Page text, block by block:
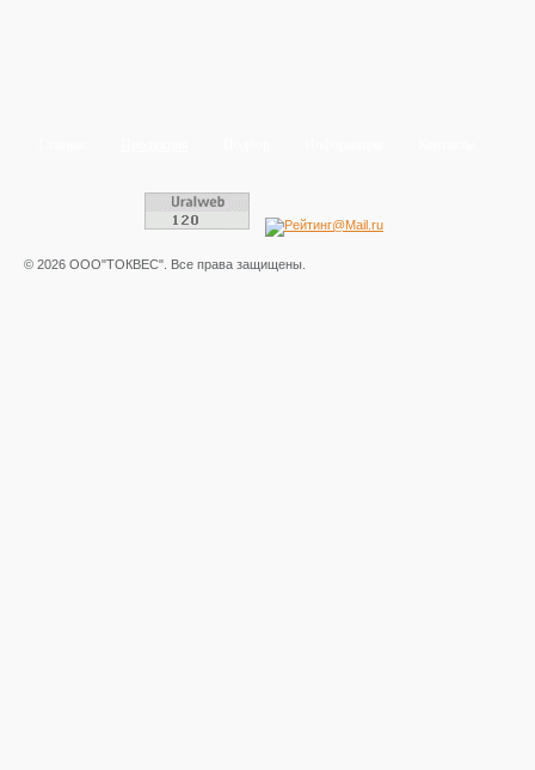
© 2026 ООО"ТОКВЕС". Все права защищены.